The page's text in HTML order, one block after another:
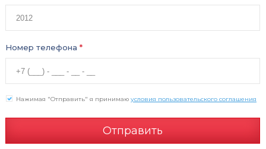
Номер телефона *
Отправить
Нажимая "Отправить" я принимаю условия пользовательского соглашения